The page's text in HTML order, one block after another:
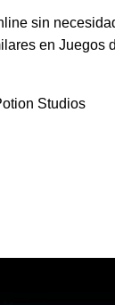
sin
en Juegos
Studios